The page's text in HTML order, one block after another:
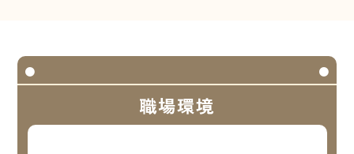
職場環境